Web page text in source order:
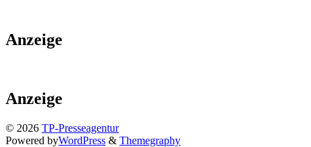
Anzeige
Anzeige
© 2026 TP-Presseagentur
Powered byWordPress & Themegraphy